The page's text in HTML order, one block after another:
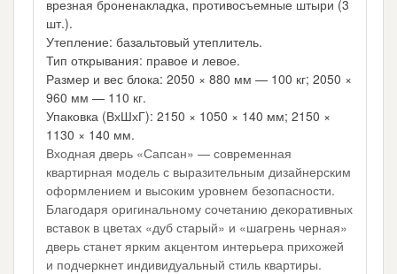
врезная броненакладка, противосъемные штыри (3
шт.).
Утепление: базальтовый утеплитель.
Тип открывания: правое и левое.
Размер и вес блока: 2050 × 880 мм — 100 кг; 2050 ×
960 мм — 110 кг.
Упаковка (ВхШхГ): 2150 × 1050 × 140 мм; 2150 ×
1130 × 140 мм.
Входная дверь «Сапсан» — современная
квартирная модель с выразительным дизайнерским
оформлением и высоким уровнем безопасности.
Благодаря оригинальному сочетанию декоративных
вставок в цветах «дуб старый» и «шагрень черная»
дверь станет ярким акцентом интерьера прихожей
и подчеркнет индивидуальный стиль квартиры.